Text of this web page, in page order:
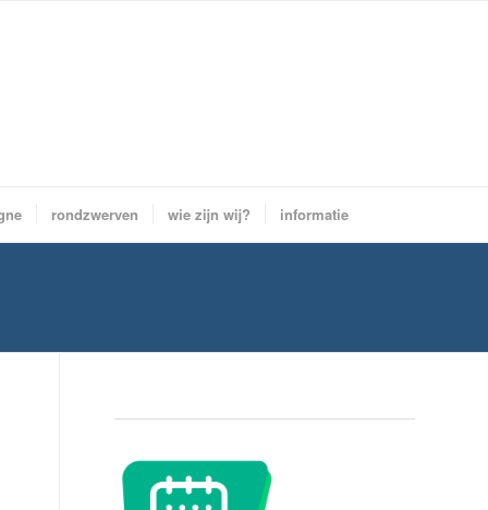
rondzwerven wie zijn wij? informatie